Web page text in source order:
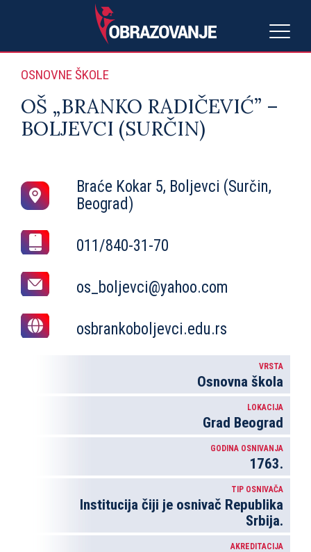
OSNOVNE ŠKOLE
OŠ „BRANKO RADIČEVIĆ” –
BOLJEVCI (SURČIN)
Braće Kokar 5, Boljevci (Surčin,
Beograd)
011/840-31-70
os_boljevci@yahoo.com
osbrankoboljevci.edu.rs
VRSTA
Osnovna škola
LOKACIJA
Grad Beograd
GODINA OSNIVANJA
1763.
TIP OSNIVAČA
Institucija čiji je osnivač Republika
Srbija.
AKREDITACIJA